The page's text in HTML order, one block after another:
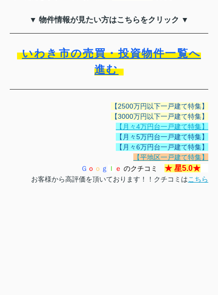
▼ 物件情報が見たい方はこちらをクリック ▼
いわき市の売買・投資物件一覧へ
進む
【2500万円以下一戸建て特集】
【3000万円以下一戸建て特集】
【月々4万円台一戸建て特集】
【月々5万円台一戸建て特集】
【月々6万円台一戸建て特集】
【平地区一戸建て特集】
Ｇ ｏ ｏ ｇ ｌ ｅ のクチコミ ★ 星5.0★
お客様から高評価を頂いております！！クチコミはこちら